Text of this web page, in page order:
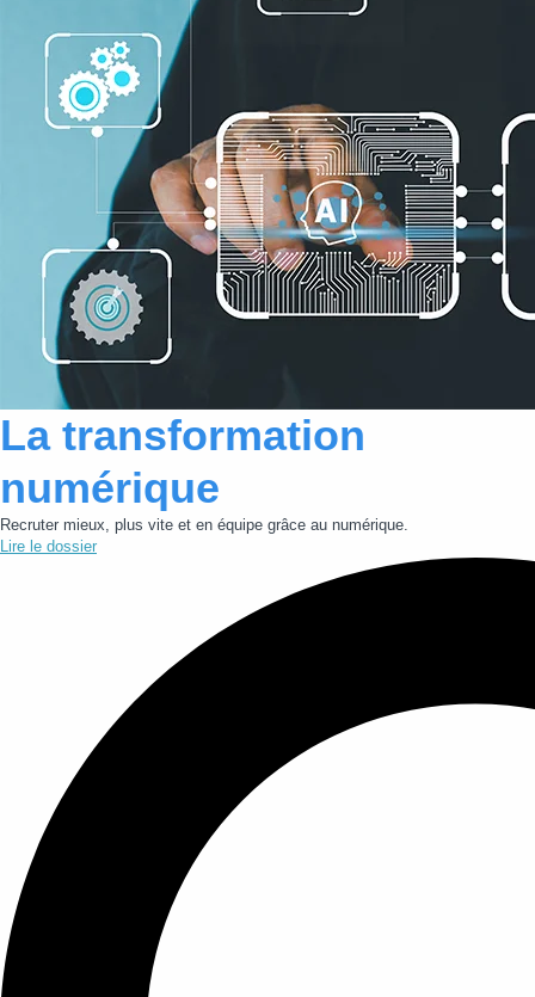
La transformation
numérique
Recruter mieux, plus vite et en équipe grâce au numérique.
Lire le dossier